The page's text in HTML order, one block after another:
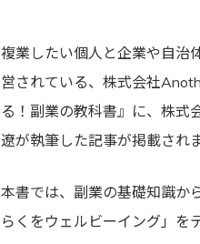
複業したい個人と企業や自治
営されている、株式会社
る！副業の教科書』に、株式
遼が執筆した記事が掲載され
本書では、副業の基礎知識か
らくをウェルビーイング」を